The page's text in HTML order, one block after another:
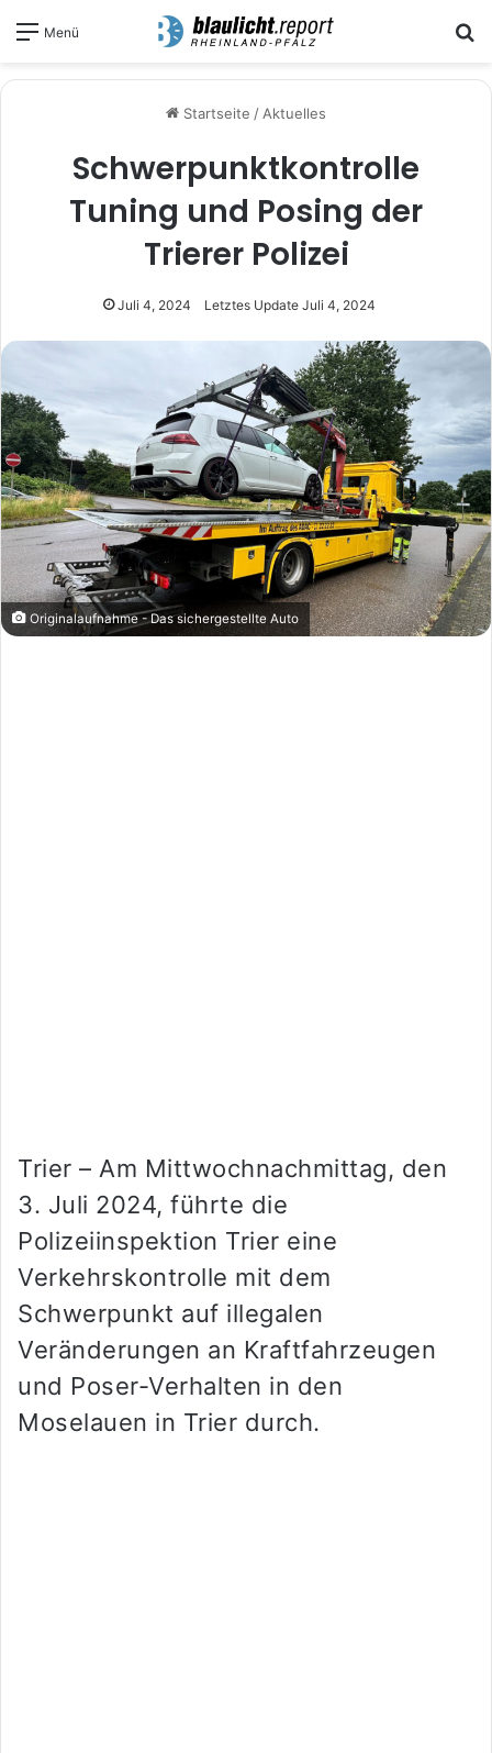
Menü
Startseite / Aktuelles
Schwerpunktkontrolle
Tuning und Posing der
Trierer Polizei
Juli 4, 2024 Letztes Update Juli 4, 2024
Originalaufnahme - Das sichergestellte Auto
Trier – Am Mittwochnachmittag, den
3. Juli 2024, führte die
Polizeiinspektion Trier eine
Verkehrskontrolle mit dem
Schwerpunkt auf illegalen
Veränderungen an Kraftfahrzeugen
und Poser-Verhalten in den
Moselauen in Trier durch.